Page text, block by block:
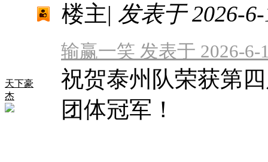
天下豪
杰
楼主| 发表于 2026-
输赢一笑 发表于 2026-6-
祝贺泰州队荣获第
团体冠军！